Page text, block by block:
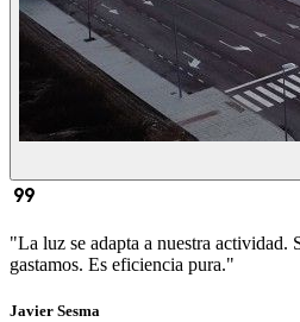
format_quote
"La luz se adapta a nuestra actividad.
gastamos. Es eficiencia pura."
Javier Sesma